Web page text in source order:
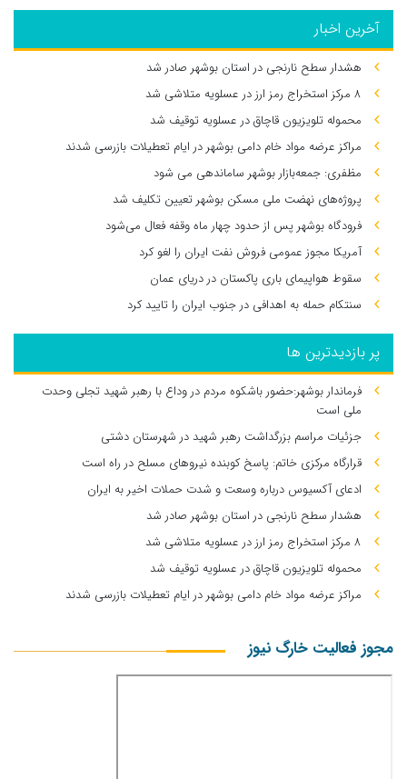
آخرین اخبار
هشدار سطح نارنجی در استان بوشهر صادر شد
۸ مرکز استخراج رمز ارز در عسلویه متلاشی شد
محموله تلویزیون قاچاق در عسلویه توقیف شد
مراکز عرضه مواد خام دامی بوشهر در ایام تعطیلات بازرسی شدند
مظفری: جمعه‌بازار بوشهر ساماندهی می‌ شود
پروژه‌های نهضت ملی مسکن بوشهر تعیین تکلیف شد
فرودگاه بوشهر پس از حدود چهار ماه وقفه فعال می‌شود
آمریکا مجوز عمومی فروش نفت ایران را لغو کرد
سقوط هواپیمای باری پاکستان در دریای عمان
سنتکام حمله به اهدافی در جنوب ایران را تایید کرد
پر بازدیدترین ها
فرماندار بوشهر:حضور باشکوه مردم در وداع با رهبر شهید تجلی وحدت
ملی است
جزئیات مراسم بزرگداشت رهبر شهید در شهرستان دشتی
قرارگاه مرکزی خاتم: پاسخ کوبنده نیروهای مسلح در راه است
ادعای آکسیوس درباره وسعت و شدت حملات اخیر به ایران
هشدار سطح نارنجی در استان بوشهر صادر شد
۸ مرکز استخراج رمز ارز در عسلویه متلاشی شد
محموله تلویزیون قاچاق در عسلویه توقیف شد
مراکز عرضه مواد خام دامی بوشهر در ایام تعطیلات بازرسی شدند
مجوز فعالیت خارگ نیوز